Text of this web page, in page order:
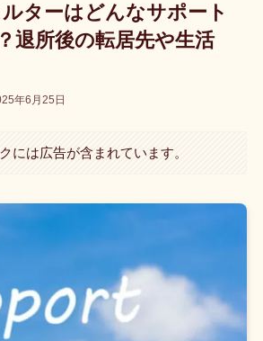
ターはどんなサポート
退所後の転居先や生活
年6月25日
には広告が含まれています。